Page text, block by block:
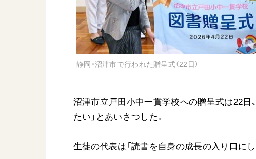
静岡・沼津市で行われた贈呈式（22日）
沼津市立戸田小中一貫学校への贈呈式は22日
たい」とあいさつした。
生徒の代表は「読書を自身の成長の入り口にし